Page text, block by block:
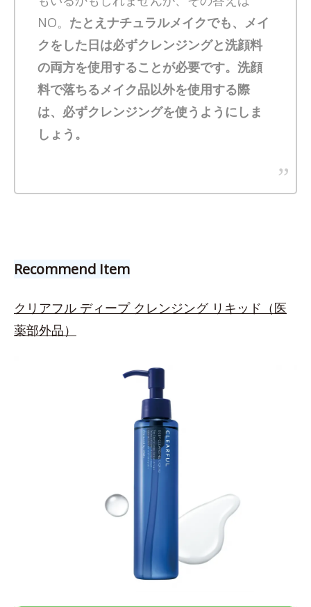
NO。 たとえナチュラルメイクでも、メイ
クをした日は必ずクレンジングと洗顔料
の両方を使用することが必要です。洗顔
料で落ちるメイク品以外を使用する際
は、必ずクレンジングを使うようにしま
しょう。
Recommend Item
クリアフル ディープ クレンジング リキッド（医
薬部外品）